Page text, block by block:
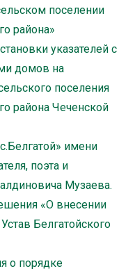
поселении
района»
указателей с
домов на
поселения
района Чеченской
имени
поэта и
Музаева.
«О внесении
Белгатойского
о порядке